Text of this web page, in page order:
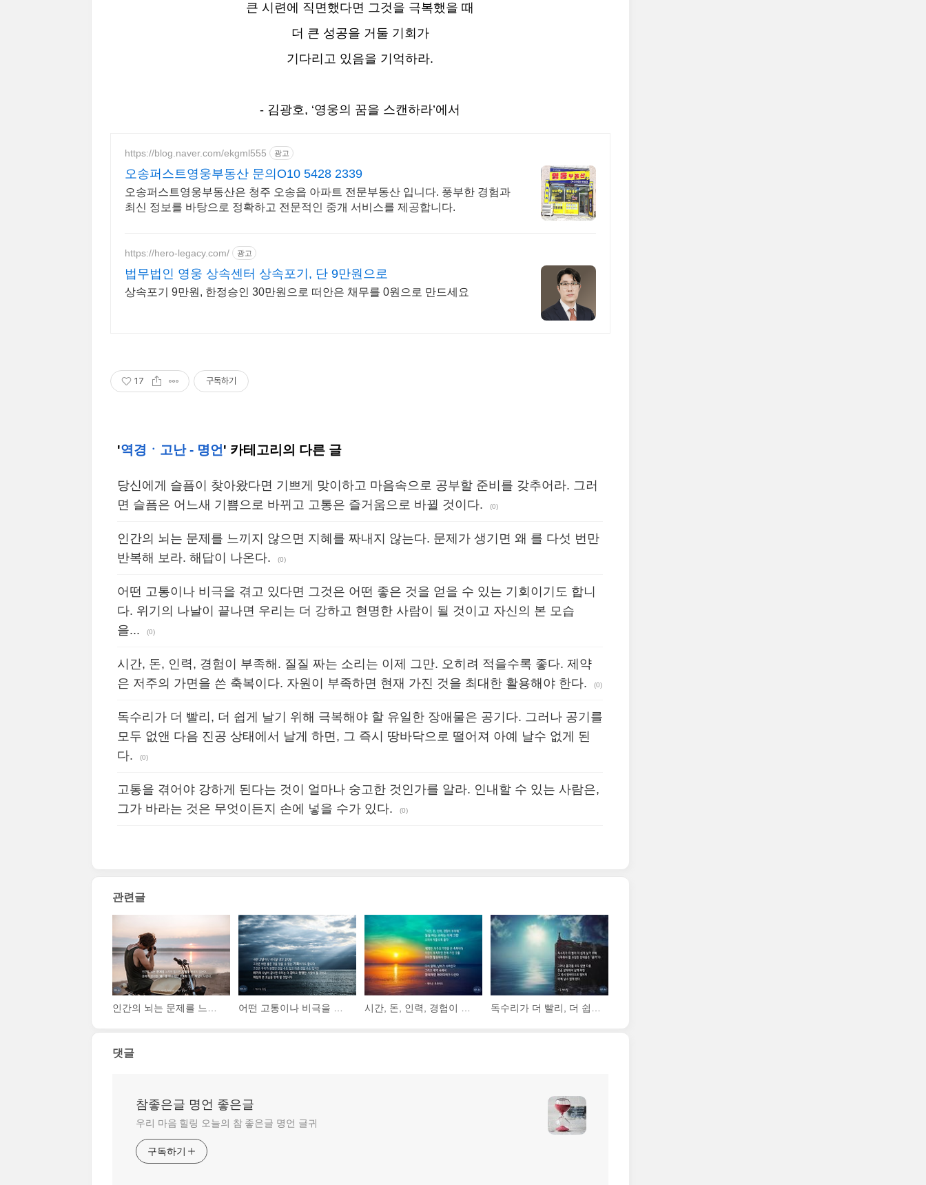
큰 시련에 직면했다면 그것을 극복했을 때
더 큰 성공을 거둘 기회가
기다리고 있음을 기억하라.
- 김광호, ‘영웅의 꿈을 스캔하라’에서
https://blog.naver.com/ekgml555 광고
오송퍼스트영웅부동산 문의O10 5428 2339
오송퍼스트영웅부동산은 청주 오송읍 아파트 전문부동산 입니다. 풍부한 경험과
최신 정보를 바탕으로 정확하고 전문적인 중개 서비스를 제공합니다.
https://hero-legacy.com/ 광고
법무법인 영웅 상속센터 상속포기, 단 9만원으로
상속포기 9만원, 한정승인 30만원으로 떠안은 채무를 0원으로 만드세요
17 구독하기
'역경ㆍ고난 - 명언' 카테고리의 다른 글
당신에게 슬픔이 찾아왔다면 기쁘게 맞이하고 마음속으로 공부할 준비를 갖추어라. 그러
면 슬픔은 어느새 기쁨으로 바뀌고 고통은 즐거움으로 바뀔 것이다.
(0)
인간의 뇌는 문제를 느끼지 않으면 지혜를 짜내지 않는다. 문제가 생기면 왜 를 다섯 번만
반복해 보라. 해답이 나온다.
(0)
어떤 고통이나 비극을 겪고 있다면 그것은 어떤 좋은 것을 얻을 수 있는 기회이기도 합니
다. 위기의 나날이 끝나면 우리는 더 강하고 현명한 사람이 될 것이고 자신의 본 모습
을...
(0)
시간, 돈, 인력, 경험이 부족해. 질질 짜는 소리는 이제 그만. 오히려 적을수록 좋다. 제약
은 저주의 가면을 쓴 축복이다. 자원이 부족하면 현재 가진 것을 최대한 활용해야 한다.
(0)
독수리가 더 빨리, 더 쉽게 날기 위해 극복해야 할 유일한 장애물은 공기다. 그러나 공기를
모두 없앤 다음 진공 상태에서 날게 하면, 그 즉시 땅바닥으로 떨어져 아예 날수 없게 된
다.
(0)
고통을 겪어야 강하게 된다는 것이 얼마나 숭고한 것인가를 알라. 인내할 수 있는 사람은,
그가 바라는 것은 무엇이든지 손에 넣을 수가 있다.
(0)
관련글
댓글
참좋은글 명언 좋은글
우리 마음 힐링 오늘의 참 좋은글 명언 글귀
구독하기